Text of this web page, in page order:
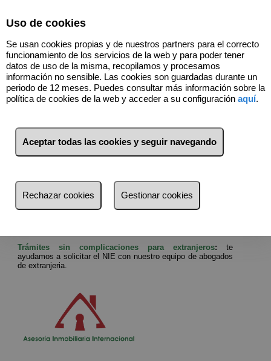
Asesoría Inmobiliaria
Internacional
¿Por qué elegirnos?
Asesoramiento experto
Nuestro equipo de agentes está
Trámites sin complicaciones para extranjeros:te
ayudamos a solicitar el NIE con nuestro equipo de abogados
de extranjeria.
Uso de cookies
Se usan cookies propias y de nuestros partners para el correcto
funcionamiento de los servicios de la web y para poder tener
datos de uso de la misma, recopilamos y procesamos
información no sensible. Las cookies son guardadas durante un
periodo de 12 meses. Puedes consultar más información sobre la
política de cookies de la web y acceder a su configuración aquí.
Aceptar todas las cookies y seguir navegando
Rechazar cookies Gestionar cookies